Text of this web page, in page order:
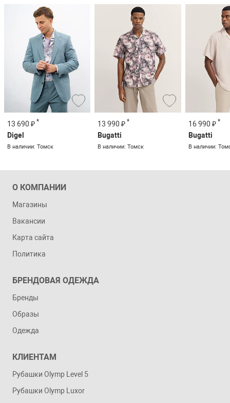
13 690 ₽ *
Digel
В наличии: Томск
13 990 ₽ *
Bugatti
В наличии: Томск
16 990 ₽ *
Bugatti
В наличии:
О КОМПАНИИ
Магазины
Вакансии
Карта сайта
Политика
БРЕНДОВАЯ ОДЕЖДА
Бренды
Образы
Одежда
КЛИЕНТАМ
Рубашки Olymp Level 5
Рубашки Olymp Luxor